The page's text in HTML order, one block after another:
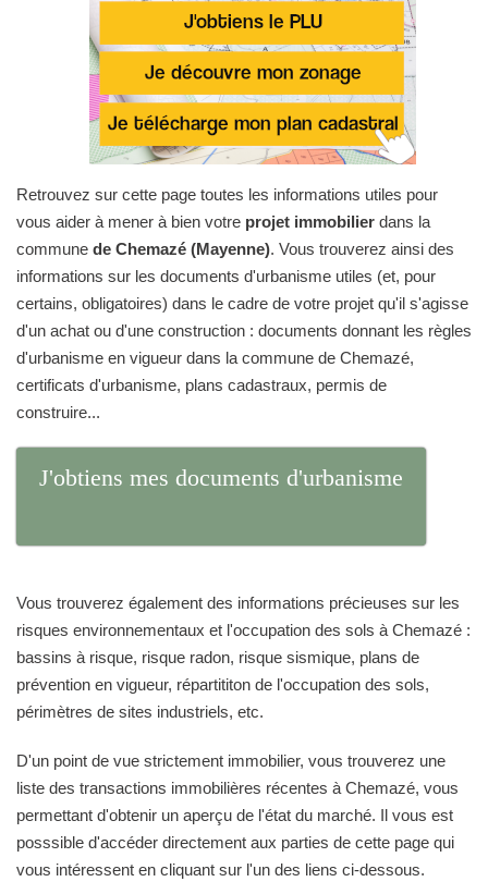
Retrouvez sur cette page toutes les informations utiles pour
vous aider à mener à bien votre projet immobilier dans la
commune de Chemazé (Mayenne). Vous trouverez ainsi des
informations sur les documents d'urbanisme utiles (et, pour
certains, obligatoires) dans le cadre de votre projet qu'il s'agisse
d'un achat ou d'une construction : documents donnant les règles
d'urbanisme en vigueur dans la commune de Chemazé,
certificats d'urbanisme, plans cadastraux, permis de
construire...
J'obtiens mes documents d'urbanisme
Vous trouverez également des informations précieuses sur les
risques environnementaux et l'occupation des sols à Chemazé :
bassins à risque, risque radon, risque sismique, plans de
prévention en vigueur, répartititon de l'occupation des sols,
périmètres de sites industriels, etc.
D'un point de vue strictement immobilier, vous trouverez une
liste des transactions immobilières récentes à Chemazé, vous
permettant d'obtenir un aperçu de l'état du marché. Il vous est
posssible d'accéder directement aux parties de cette page qui
vous intéressent en cliquant sur l'un des liens ci-dessous.